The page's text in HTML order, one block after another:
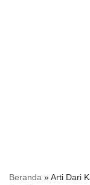
Beranda »Arti Dari